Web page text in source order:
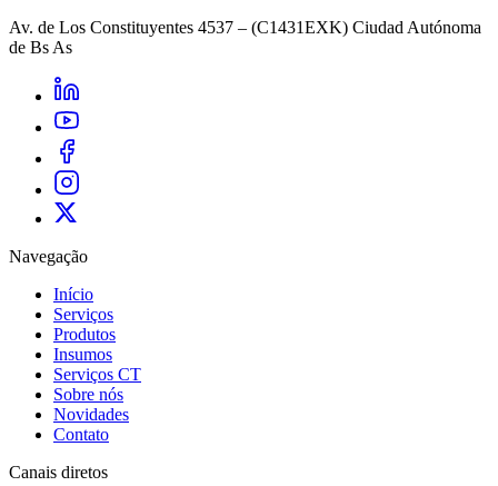
Av. de Los Constituyentes 4537 – (C1431EXK) Ciudad Autónoma
de Bs As
Navegação
Início
Serviços
Produtos
Insumos
Serviços CT
Sobre nós
Novidades
Contato
Canais diretos